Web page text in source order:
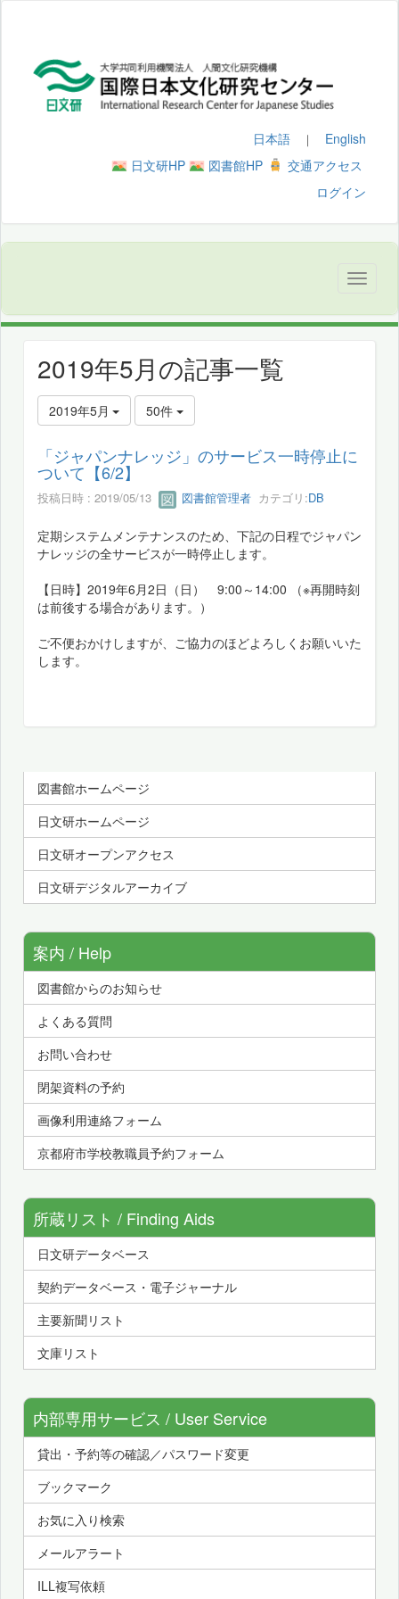
日本語 ｜ English
日文研HP
図書館HP
交通アクセス
ログイン
2019年5月の記事一覧
2019年5月 50件
「ジャパンナレッジ」のサービス一時停止に
ついて【6/2】
投稿日時 : 2019/05/13 図書館管理者 カテゴリ:DB
定期システムメンテナンスのため、下記の日程でジャパン
ナレッジの全サービスが一時停止します。
【日時】2019年6月2日（日） 9:00～14:00 （※再開時刻
は前後する場合があります。）
ご不便おかけしますが、ご協力のほどよろしくお願いいた
します。
図書館ホームページ
日文研ホームページ
日文研オープンアクセス
日文研デジタルアーカイブ
案内 / Help
図書館からのお知らせ
よくある質問
お問い合わせ
閉架資料の予約
画像利用連絡フォーム
京都府市学校教職員予約フォーム
所蔵リスト / Finding Aids
日文研データベース
契約データベース・電子ジャーナル
主要新聞リスト
文庫リスト
内部専用サービス / User Service
貸出・予約等の確認／パスワード変更
ブックマーク
お気に入り検索
メールアラート
ILL複写依頼